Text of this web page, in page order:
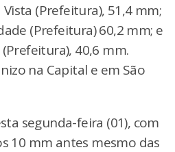
(Prefeitura), 51,4 mm;
(Prefeitura) 60,2 mm; e
40,6 mm.
na Capital e em São
segunda-feira (01), com
10 mm antes mesmo das